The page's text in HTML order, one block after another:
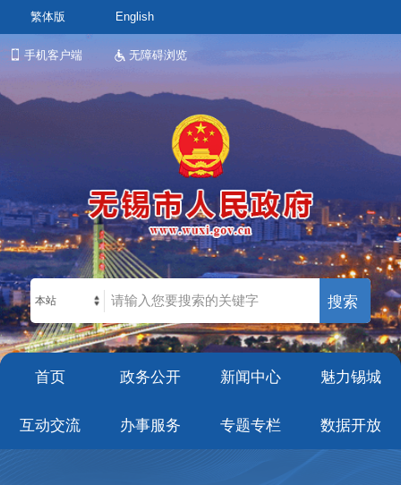
繁体版 English
手机客户端 无障碍浏览
本站
首页 政务公开 新闻中心 魅力锡城
互动交流 办事服务 专题专栏 数据开放